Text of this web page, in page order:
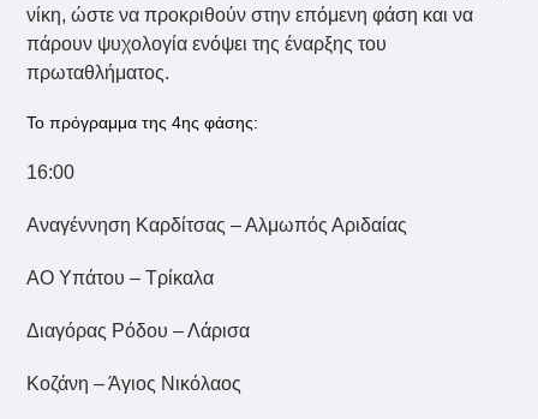
νίκη, ώστε να προκριθούν στην επόμενη φάση και να
πάρουν ψυχολογία ενόψει της έναρξης του
πρωταθλήματος.
Το πρόγραμμα της 4ης φάσης:
16:00
Αναγέννηση Καρδίτσας – Αλμωπός Αριδαίας
ΑΟ Υπάτου – Τρίκαλα
Διαγόρας Ρόδου – Λάρισα
Kοζάνη – Άγιος Νικόλαος